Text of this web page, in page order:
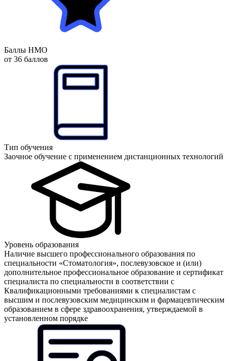
Баллы НМО
от 36 баллов
Тип обучения
Заочное обучение с применением дистанционных технологий
Уровень образования
Наличие высшего профессионального образования по
специальности «Стоматология», послевузовское и (или)
дополнительное профессиональное образование и сертификат
специалиста по специальности в соответствии с
Квалификационными требованиями к специалистам с
высшим и послевузовским медицинским и фармацевтическим
образованием в сфере здравоохранения, утверждаемой в
установленном порядке